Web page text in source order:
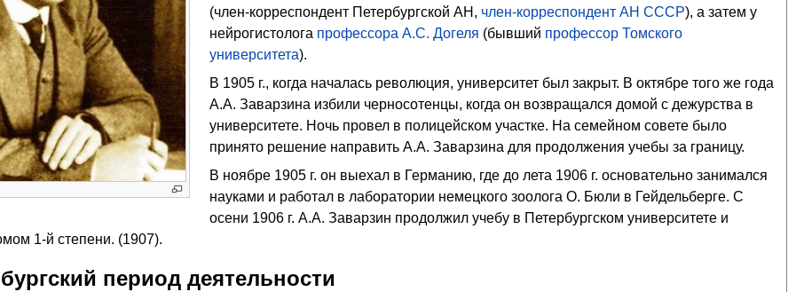
(член-корреспондент Петербургской АН, член-корреспондент АН СССР), а затем у
нейрогистолога профессора А.С. Догеля (бывший профессор Томского
университета).
В 1905 г., когда началась революция, университет был закрыт. В октябре того же года
А.А. Заварзина избили черносотенцы, когда он возвращался домой с дежурства в
университете. Ночь провел в полицейском участке. На семейном совете было
принято решение направить А.А. Заварзина для продолжения учебы за границу.
В ноябре 1905 г. он выехал в Германию, где до лета 1906 г. основательно занимался
науками и работал в лаборатории немецкого зоолога О. Бюли в Гейдельберге. С
осени 1906 г. А.А. Заварзин продолжил учебу в Петербургском университете и
1-й степени. (1907).
период деятельности